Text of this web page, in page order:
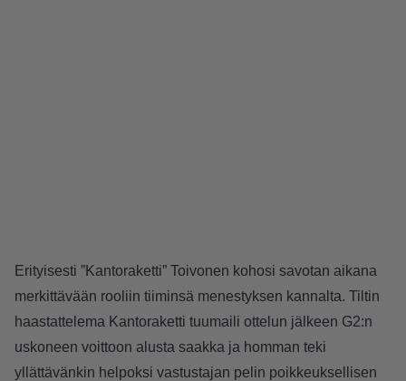
Erityisesti ”Kantoraketti” Toivonen kohosi savotan aikana
merkittävään rooliin tiiminsä menestyksen kannalta. Tiltin
haastattelema Kantoraketti tuumaili ottelun jälkeen G2:n
uskoneen voittoon alusta saakka ja homman teki
yllättävänkin helpoksi vastustajan pelin poikkeuksellisen